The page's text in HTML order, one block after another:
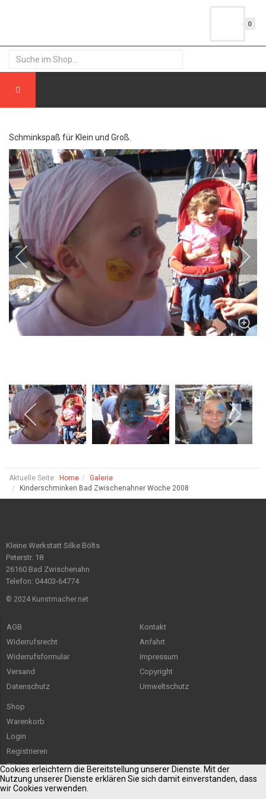
0
Schminkspaß für Klein und Groß.
Aktuelle Seite: Home
Galerie
Kinderschminken Bad Zwischenahner Woche 2008
Kleine Werkstatt Silke Bölts
Peterstr. 18
26160 Bad Zwischenahn
Telefon: 04403-64774
© 2024 Kunstmacher.net
AGB
Widerrufsrecht
Widerrufsformular
Versand
Datenschutz
Kontakt
Anfahrt
Impressum
Copyright
Umweltschutz
Shop
Warenkorb
Login
Registrieren
Sitemap
Cookies erleichtern die Bereitstellung unserer Dienste. Mit der
Nutzung unserer Dienste erklären Sie sich damit einverstanden, dass
wir Cookies verwenden.